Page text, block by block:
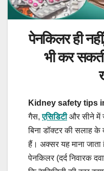
पेनकिलर ही
भी कर
Kidney safety tips
गैस,एसिडिटी और सीने में
बिना डॉक्टर की सलाह
हैं। अक्सर यह माना
पेनकिलर (दर्द निवारक